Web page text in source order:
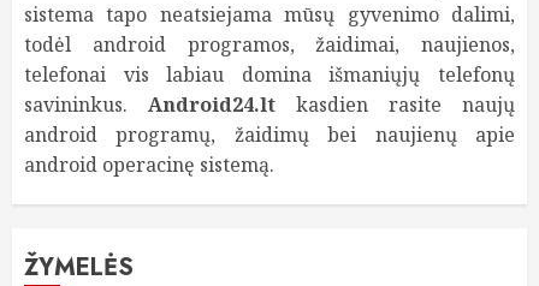
sistema tapo neatsiejama mūsų gyvenimo dalimi,
todėl android programos, žaidimai, naujienos,
telefonai vis labiau domina išmaniųjų telefonų
savininkus. Android24.lt kasdien rasite naujų
android programų, žaidimų bei naujienų apie
android operacinę sistemą.
ŽYMELĖS